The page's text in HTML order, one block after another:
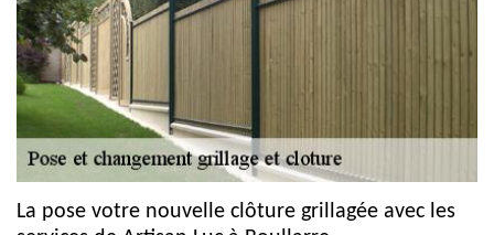
La pose votre nouvelle clôture grillagée avec les